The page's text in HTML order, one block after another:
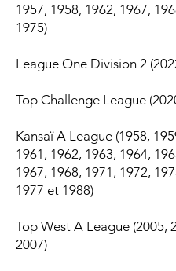
1957, 1958, 1962, 1967,
1975)
League One Division 2
Top Challenge League
Kansaï A League (1958,
1961, 1962, 1963, 1964,
1967, 1968, 1971, 1972,
1977 et 1988)
Top West A League (2005,
2007)